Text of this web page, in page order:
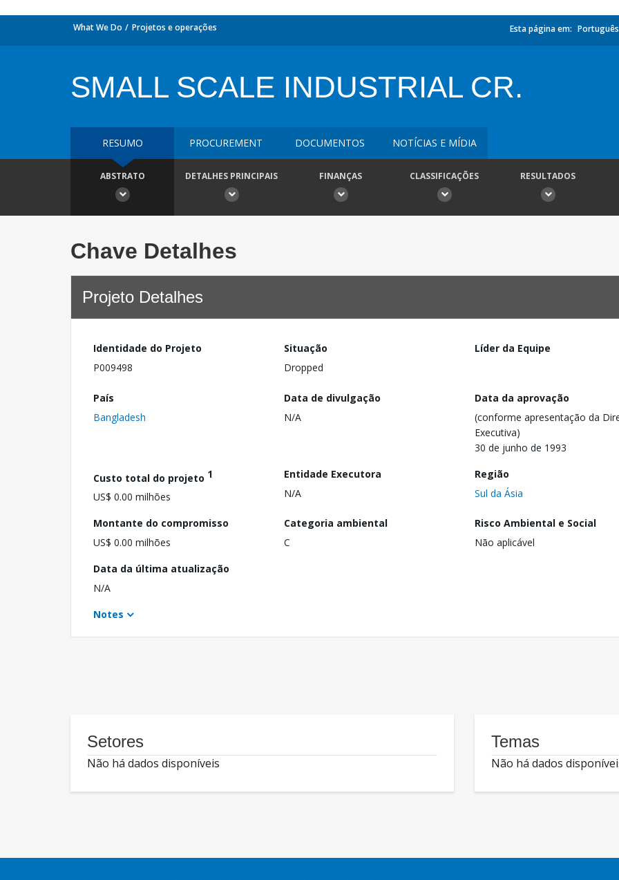
What We Do Projetos e operações Esta página em: Português
SMALL SCALE INDUSTRIAL CR.
RESUMO PROCUREMENT DOCUMENTOS NOTÍCIAS E MÍDIA
ABSTRATO DETALHES PRINCIPAIS FINANÇAS CLASSIFICAÇÕES RESULTADOS
Chave Detalhes
Projeto Detalhes
Identidade do Projeto
P009498
Situação
Dropped
Líder da Equipe
País
Bangladesh
Data de divulgação
N/A
Data da aprovação
(conforme apresentação da
Executiva)
30 de junho de 1993
Custo total do projeto 1
US$ 0.00 milhões
Entidade Executora
N/A
Região
Sul da Ásia
Montante do compromisso
US$ 0.00 milhões
Categoria ambiental
C
Risco Ambiental e Social
Não aplicável
Data da última atualização
N/A
Notes
Setores
Não há dados disponíveis
Temas
Não há dados